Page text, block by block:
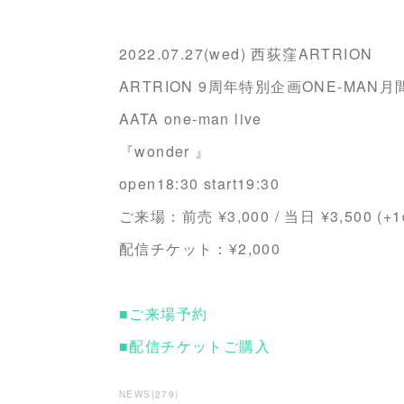
2022.07.27(wed) 西荻窪ARTRION
ARTRION 9周年特別企画ONE-MAN月
AATA one-man live
『wonder 』
open18:30 start19:30
ご来場：前売 ¥3,000 / 当日 ¥3,500
配信チケット：¥2,000
■ご来場予約
■配信チケットご購入
NEWS (279)